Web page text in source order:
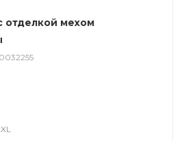
отделкой мехом